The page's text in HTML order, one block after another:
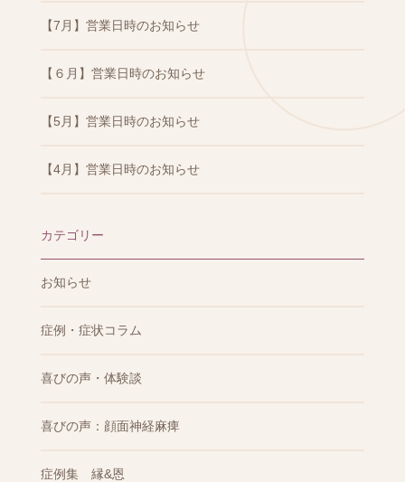
【7月】営業日時のお知らせ
【６月】営業日時のお知らせ
【5月】営業日時のお知らせ
【4月】営業日時のお知らせ
カテゴリー
お知らせ
症例・症状コラム
喜びの声・体験談
喜びの声：顔面神経麻痺
症例集 縁&恩